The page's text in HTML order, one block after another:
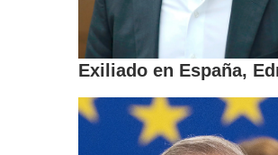
Exiliado en España,